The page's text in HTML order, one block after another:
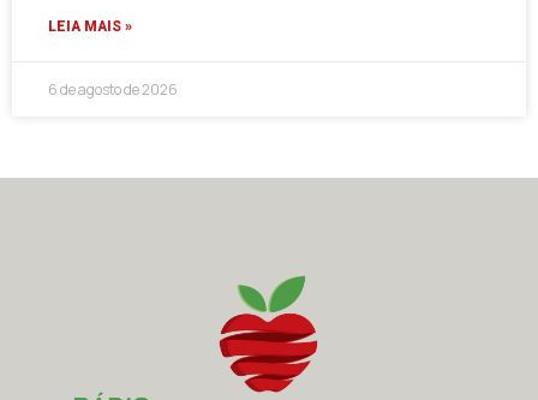
LEIA MAIS »
6 de agosto de 2026